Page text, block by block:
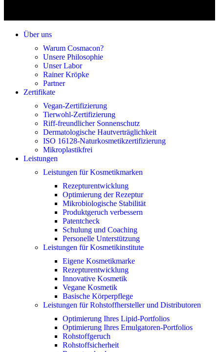
Über uns
Warum Cosmacon?
Unsere Philosophie
Unser Labor
Rainer Kröpke
Partner
Zertifikate
Vegan-Zertifizierung
Tierwohl-Zertifizierung
Riff-freundlicher Sonnenschutz
Dermatologische Hautverträglichkeit
ISO 16128-Naturkosmetikzertifizierung
Mikroplastikfrei
Leistungen
Leistungen für Kosmetikmarken
Rezepturentwicklung
Optimierung der Rezeptur
Mikrobiologische Stabilität
Produktgeruch verbessern
Patentcheck
Schulung und Coaching
Personelle Unterstützung
Leistungen für Kosmetikinstitute
Eigene Kosmetikmarke
Rezepturentwicklung
Innovative Kosmetik
Vegane Kosmetik
Basische Körperpflege
Leistungen für Rohstoffhersteller und Distributoren
Optimierung Ihres Lipid-Portfolios
Optimierung Ihres Emulgatoren-Portfolios
Rohstoffgeruch
Rohstoffsicherheit